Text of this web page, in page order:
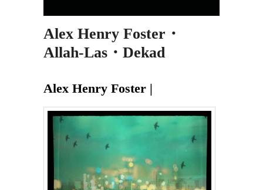
Alex Henry Foster・
Allah-Las・Dekad
Alex Henry Foster |